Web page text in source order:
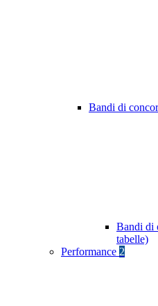
Bandi di
Bandi di
tabelle)
Performance 2